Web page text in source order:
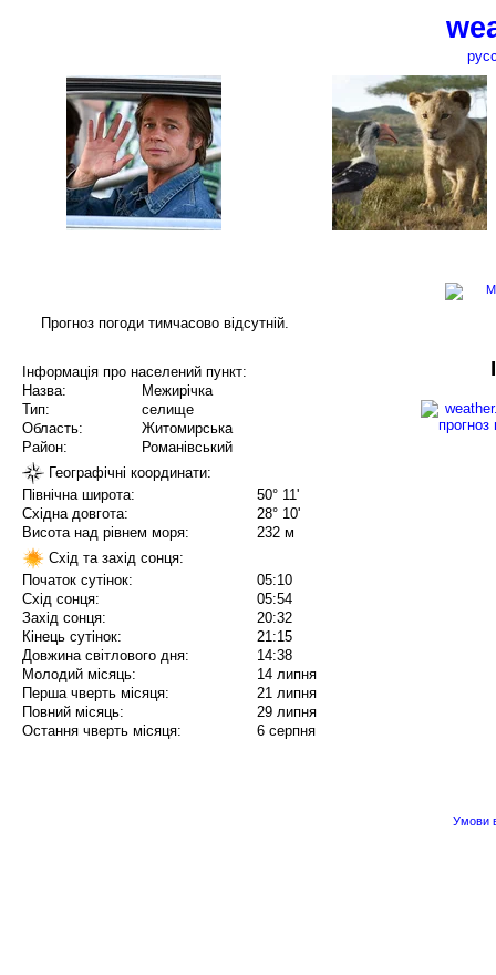
Прогноз погоди тимчасово відсутній.
Інформація про населений пункт:
Назва:
Межирічка
Тип:
селище
Область:
Житомирська
Район:
Романівський
Географічні координати:
Північна широта:
50° 11'
Східна довгота:
28° 10'
Висота над рівнем моря:
232 м
Схід та захід сонця:
Початок сутінок:
05:10
Схід сонця:
05:54
Захід сонця:
20:32
Кінець сутінок:
21:15
Довжина світлового дня:
14:38
Молодий місяць:
14 липня
Перша чверть місяця:
21 липня
Повний місяць:
29 липня
Остання чверть місяця:
6 серпня
Умови